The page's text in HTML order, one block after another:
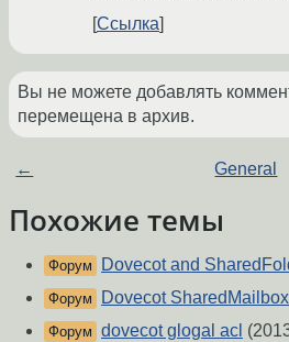
Ссылка
Вы не можете добавлять
перемещена в архив.
← General
Похожие темы
Форум Dovecot and
Форум Dovecot SharedMailbox
Форум dovecot glogal acl